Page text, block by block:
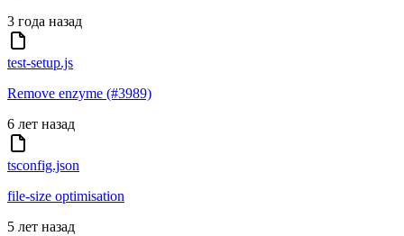
3 года назад
test-setup.js
Remove enzyme (#3989)
6 лет назад
tsconfig.json
file-size optimisation
5 лет назад